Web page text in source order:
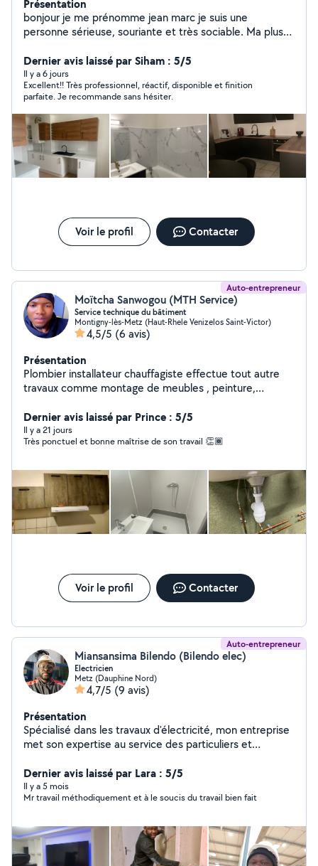
Présentation
bonjour je me prénomme jean marc je suis une
personne sérieuse, souriante et très sociable. Ma plus
travail avec beaucoup de soin et de sérieux je suis un
grand bricoleur, montage meubles et pose cuisine, salle
de bain, placard, parquet, carrelage peinture et
tapisserie je suis disponible 7 jours sur 7 quelque soit le
travail à réaliser. Au plaisir de vous rendre service.
Dernier avis laissé par Siham : 5/5
Il y a 6 jours
Excellent!! Très professionnel, réactif, disponible et finition
parfaite. Je recommande sans hésiter.
Voir le profil Contacter
Auto-entrepreneur
Moïtcha Sanwogou (MTH Service)
Service technique du bâtiment
Montigny-lès-Metz (Haut-Rhele Venizelos Saint-Victor)
4,5/5 (6 avis)
Présentation
Plombier installateur chauffagiste effectue tout autre
travaux comme montage de meubles , peinture,
électricité.20h
Dernier avis laissé par Prince : 5/5
Il y a 21 jours
Très ponctuel et bonne maîtrise de son travail 👏🏾
Voir le profil Contacter
Auto-entrepreneur
Miansansima Bilendo (Bilendo elec)
Electricien
Metz (Dauphine Nord)
4,7/5 (9 avis)
Présentation
Spécialisé dans les travaux d'électricité, mon entreprise
met son expertise au service des particuliers et
peinture, plaquisterie, enduisage et décoration
intérieure, je m'engage personnellement à transformer
chaque projet en un espace alliant fonctionnalité et
accompagnement avec rigueur et créativité,
garantissant un travail soigné , une finition parfaite et
votre entière satisfaction.
Dernier avis laissé par Lara : 5/5
Il y a 5 mois
Mr travail méthodiquement et à le soucis du travail bien fait